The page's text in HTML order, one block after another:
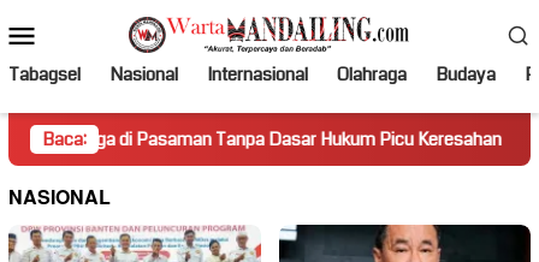
ke
kontenMobile
Tabagsel Nasional Internasional Olahraga Budaya
Baca:
di Pasaman Tanpa Dasar Hukum Picu Keresahan Truk
NASIONAL